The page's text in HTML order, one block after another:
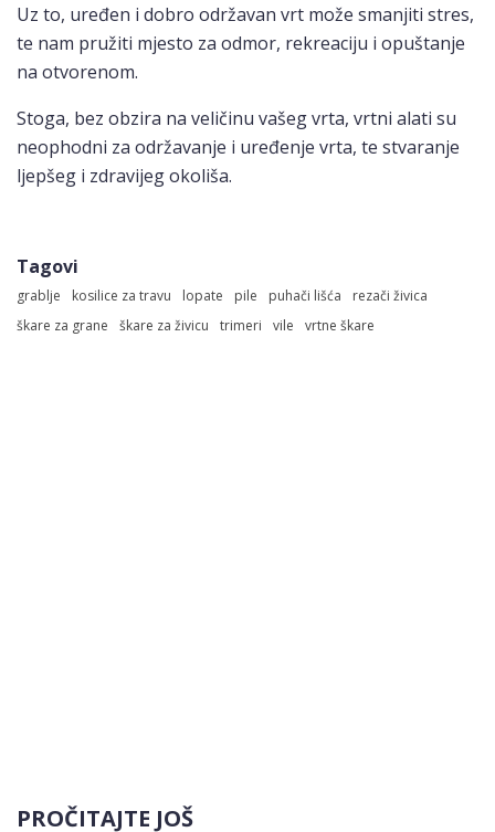
Uz to, uređen i dobro održavan vrt može smanjiti stres,
te nam pružiti mjesto za odmor, rekreaciju i opuštanje
na otvorenom.
Stoga, bez obzira na veličinu vašeg vrta, vrtni alati su
neophodni za održavanje i uređenje vrta, te stvaranje
ljepšeg i zdravijeg okoliša.
Tagovi
grablje kosilice za travu lopate pile puhači lišća
rezači živica
škare za grane
škare za živicu trimeri vile vrtne škare
PROČITAJTE JOŠ